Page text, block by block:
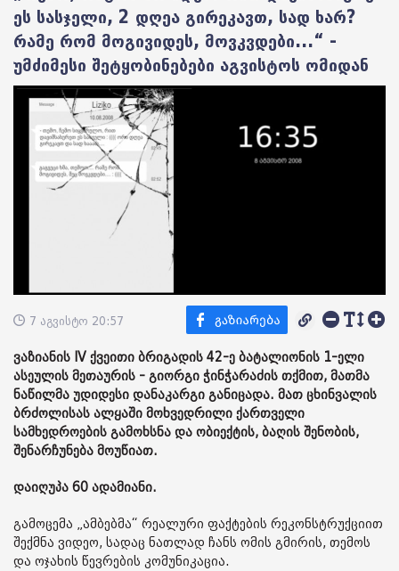
ეს სასჯელი, 2 დღეა გირეკავთ, სად ხარ?
რამე რომ მოგივიდეს, მოვკვდები...“ -
უმძიმესი შეტყობინებები აგვისტოს ომიდან
7 აგვისტო 20:57
ვაზიანის IV ქვეითი ბრიგადის 42-ე ბატალიონის 1-ელი
ასეულის მეთაურის - გიორგი ჭინჭარაძის თქმით, მათმა
ნაწილმა უდიდესი დანაკარგი განიცადა. მათ ცხინვალის
ბრძოლისას ალყაში მოხვედრილი ქართველი
სამხედროების გამოხსნა და ობიექტის, ბაღის შენობის,
შენარჩუნება მოუწიათ.
დაიღუპა 60 ადამიანი.
გამოცემა „ამბებმა“ რეალური ფაქტების რეკონსტრუქციით
შექმნა ვიდეო, სადაც ნათლად ჩანს ომის გმირის, თემოს
და ოჯახის წევრების კომუნიკაცია.